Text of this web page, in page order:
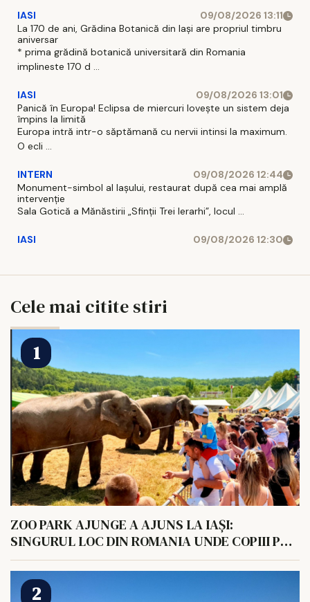
IASI
09/08/2026 13:11
La 170 de ani, Grădina Botanică din Iași are propriul timbru
aniversar
* prima grădină botanică universitară din Romania
implineste 170 d ...
IASI
09/08/2026 13:01
Panică în Europa! Eclipsa de miercuri lovește un sistem deja
împins la limită
Europa intră intr-o săptămană cu nervii intinsi la maximum.
O ecli ...
INTERN
09/08/2026 12:44
Monument-simbol al Iaşului, restaurat după cea mai amplă
intervenţie
Sala Gotică a Mănăstirii „Sfinţii Trei Ierarhi”, locul ...
IASI 09/08/2026 12:30
Cele mai citite stiri
ZOO PARK AJUNGE A AJUNS LA IAȘI:
SINGURUL LOC DIN ROMANIA UNDE COPIII POT
HRANI UN ELEFANT